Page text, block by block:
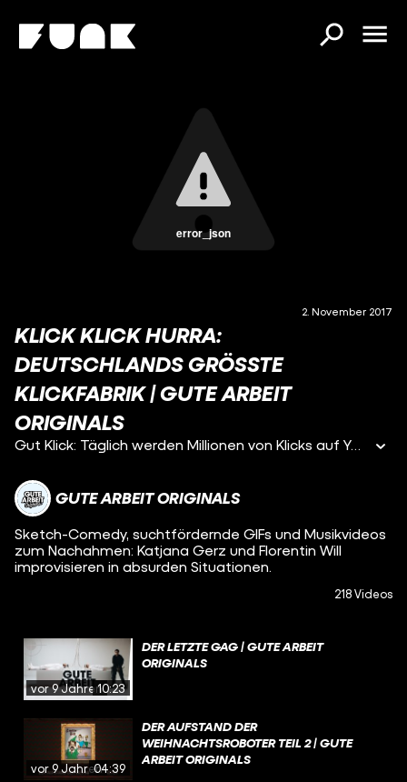
error_json
2. November 2017
KLICK KLICK HURRA:
DEUTSCHLANDS GRÖSSTE K
LICKFABRIK | GUTE ARBEIT O
RIGINALS
Gut Klick: Täglich werden Millionen von Klicks auf YouTube generiert. Dass diese sogar professionell produziert werden, wissen jedoch nur die Wenigsten. #GuteArbeit
GUTE ARBEIT ORIGINALS
Sketch-Comedy, suchtfördernde GIFs und Musikvideos
zum Nachahmen: Katjana Gerz und Florentin Will
improvisieren in absurden Situationen.
218 Videos
vor 9 Jahren10:23
DER LETZTE GAG | GUTE ARBEIT
ORIGINALS
vor 9 Jahren04:39
DER AUFSTAND DER
WEIHNACHTSROBOTER TEIL 2 | GUTE
ARBEIT ORIGINALS